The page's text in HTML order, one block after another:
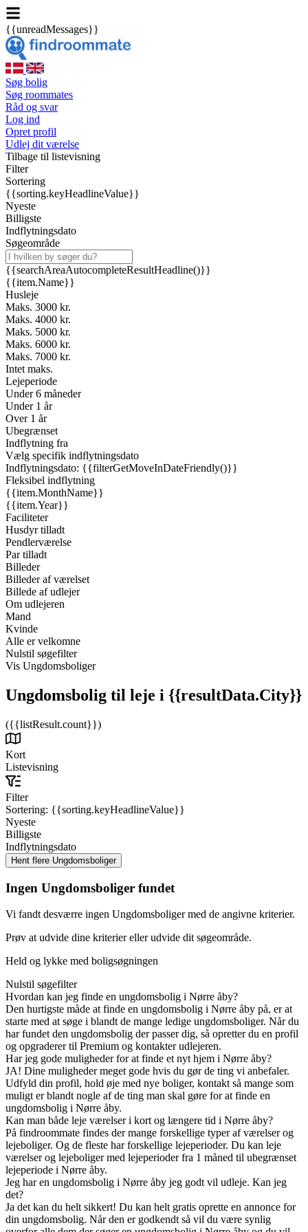
{{unreadMessages}}
Søg bolig
Søg roommates
Råd og svar
Log ind
Opret profil
Udlej dit værelse
Tilbage til listevisning
Filter
Sortering
{{sorting.keyHeadlineValue}}
Nyeste
Billigste
Indflytningsdato
Søgeområde
{{searchAreaAutocompleteResultHeadline()}}
{{item.Name}}
Husleje
Maks. 3000 kr.
Maks. 4000 kr.
Maks. 5000 kr.
Maks. 6000 kr.
Maks. 7000 kr.
Intet maks.
Lejeperiode
Under 6 måneder
Under 1 år
Over 1 år
Ubegrænset
Indflytning fra
Vælg specifik indflytningsdato
Indflytningsdato: {{filterGetMoveInDateFriendly()}}
Fleksibel indflytning
{{item.MonthName}}
{{item.Year}}
Faciliteter
Husdyr tilladt
Pendlerværelse
Par tilladt
Billeder
Billeder af værelset
Billede af udlejer
Om udlejeren
Mand
Kvinde
Alle er velkomne
Nulstil søgefilter
Vis Ungdomsboliger
Ungdomsbolig til leje i {{resultData.City}}
({{listResult.count}})
Kort
Listevisning
Filter
Sortering: {{sorting.keyHeadlineValue}}
Nyeste
Billigste
Indflytningsdato
Ingen Ungdomsboliger fundet
Vi fandt desværre ingen Ungdomsboliger med de angivne kriterier.
Prøv at udvide dine kriterier eller udvide dit søgeområde.
Held og lykke med boligsøgningen
Nulstil søgefilter
Hvordan kan jeg finde en ungdomsbolig i Nørre åby?
Den hurtigste måde at finde en ungdomsbolig i Nørre åby på, er at
starte med at søge i blandt de mange ledige ungdomsboliger. Når du
har fundet den ungdomsbolig der passer dig, så opretter du en profil
og opgraderer til Premium og kontakter udlejeren.
Har jeg gode muligheder for at finde et nyt hjem i Nørre åby?
JA! Dine muligheder meget gode hvis du gør de ting vi anbefaler.
Udfyld din profil, hold øje med nye boliger, kontakt så mange som
muligt er blandt nogle af de ting man skal gøre for at finde en
ungdomsbolig i Nørre åby.
Kan man både leje værelser i kort og længere tid i Nørre åby?
På findroommate findes der mange forskellige typer af værelser og
lejeboliger. Og de fleste har forskellige lejeperioder. Du kan leje
værelser og lejeboliger med lejeperioder fra 1 måned til ubegrænset
lejeperiode i Nørre åby.
Jeg har en ungdomsbolig i Nørre åby jeg godt vil udleje. Kan jeg
det?
Ja det kan du helt sikkert! Du kan helt gratis oprette en annonce for
din ungdomsbolig. Når den er godkendt så vil du være synlig